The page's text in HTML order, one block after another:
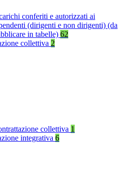
conferiti e autorizzati ai
(dirigenti e non dirigenti) (da
in tabelle) 62
collettiva 2
collettiva 1
integrativa 6